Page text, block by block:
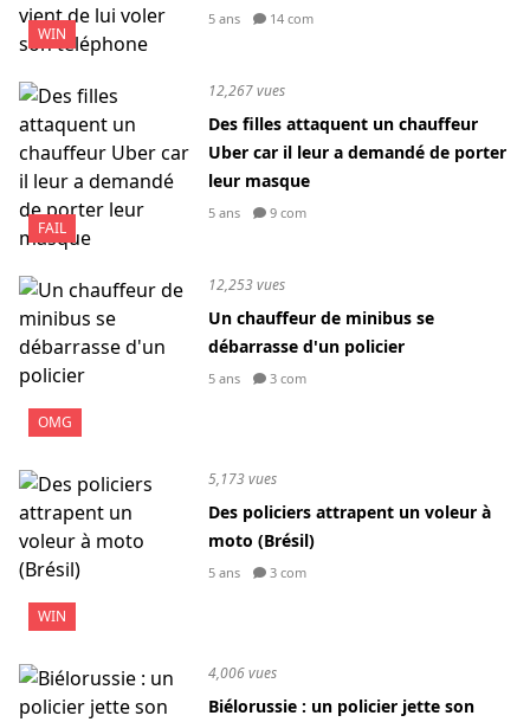
WIN
5 ans 14 com
FAIL
12,267 vues
Des filles attaquent un chauffeur
Uber car il leur a demandé de porter
leur masque
5 ans 9 com
OMG
12,253 vues
Un chauffeur de minibus se
débarrasse d'un policier
5 ans 3 com
WIN
5,173 vues
Des policiers attrapent un voleur à
moto (Brésil)
5 ans 3 com
4,006 vues
Biélorussie : un policier jette son